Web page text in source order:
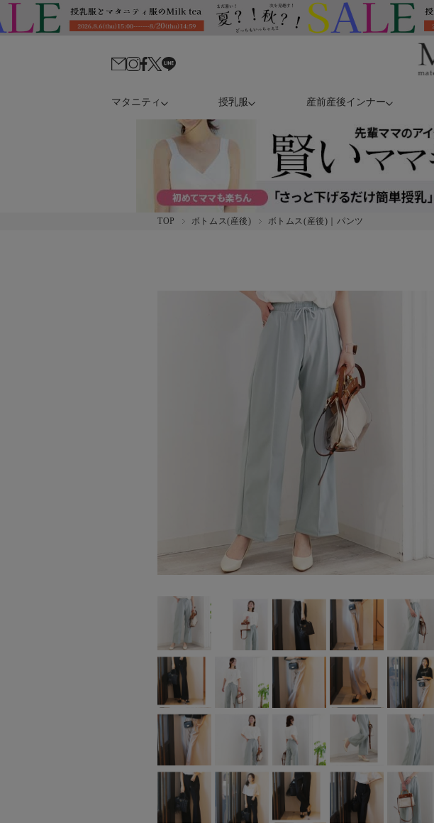
マタニティ 授乳服 産前産後インナー
TOP ボトムス(産後) ボトムス(産後)｜パンツ